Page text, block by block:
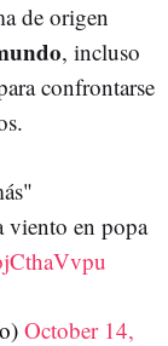
de origen
, incluso
confrontarse
viento en popa
October 14,